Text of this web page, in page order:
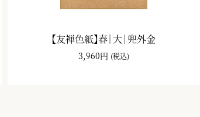
【友禅色紙】春｜大｜兜外金
3,960円 (税込)